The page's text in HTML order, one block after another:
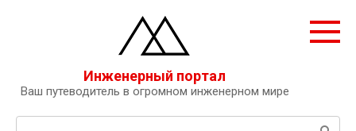
Инженерный портал
Ваш путеводитель в огромном инженерном мире
Поиск: